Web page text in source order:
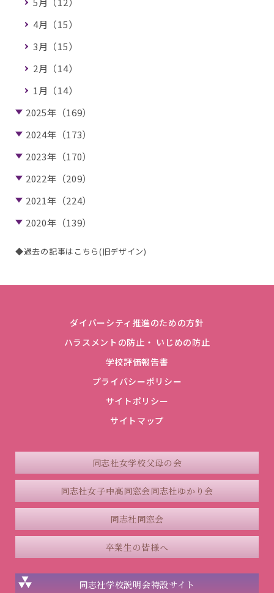
4月（15）
3月（15）
2月（14）
1月（14）
2025年（169）
2024年（173）
2023年（170）
2022年（209）
2021年（224）
2020年（139）
◆過去の記事はこちら(旧デザイン)
ダイバーシティ推進のための方針
ハラスメントの防止・ いじめの防止
学校評価報告書
プライバシーポリシー
サイトポリシー
サイトマップ
同志社女学校父母の会
同志社女子中高同窓会同志社ゆかり会
同志社同窓会
卒業生の皆様へ
同志社学校説明会特設サイト